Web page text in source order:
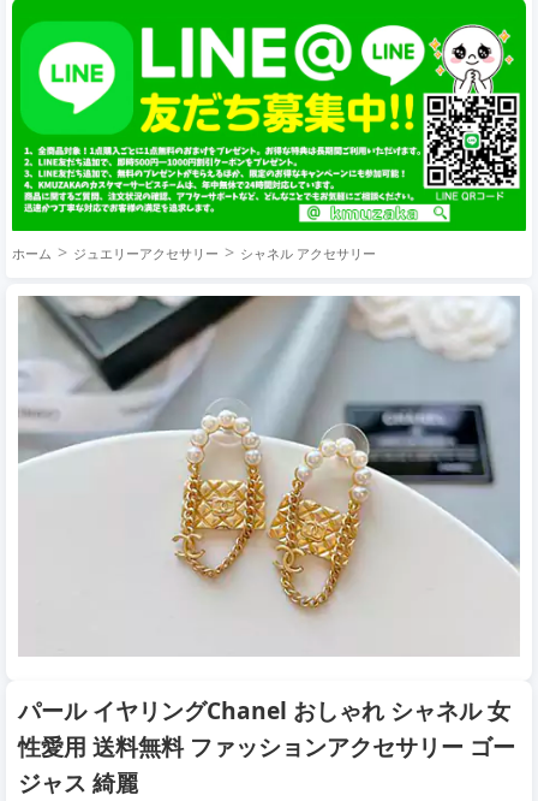
ホーム ジュエリーアクセサリー シャネル アクセサリー
パール イヤリングChanel おしゃれ シャネル 女
性愛用 送料無料 ファッションアクセサリー ゴー
ジャス 綺麗